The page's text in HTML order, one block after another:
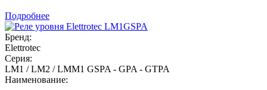
Подробнее
Бренд:
Elettrotec
Серия:
LM1 / LM2 / LMM1 GSPA - GPA - GTPA
Наименование: